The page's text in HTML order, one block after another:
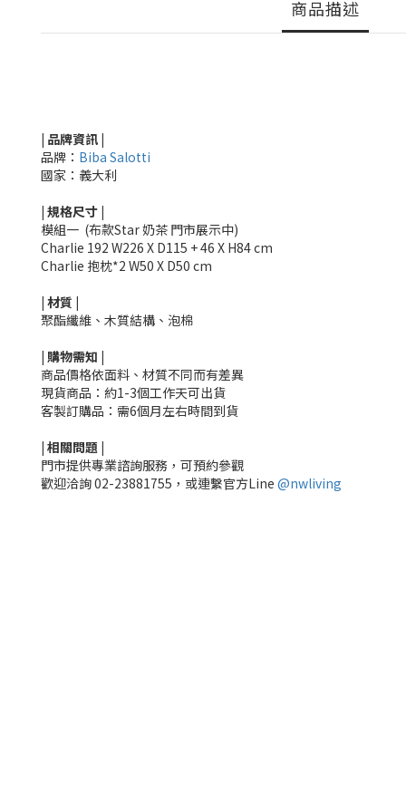
商品描述
| 品牌資訊 |
品牌： Biba Salotti
國家：義大利
| 規格尺寸 |
模組一 (布款Star 奶茶 門市展示中)
Charlie 192 W226 X D115 + 46 X H84 cm
Charlie 抱枕*2 W50 X D50 cm
| 材質 |
聚酯纖維、木質結構、泡棉
| 購物需知 |
商品價格依面料、材質不同而有差異
現貨商品：約1-3個工作天可出貨
客製訂購品：需6個月左右時間到貨
| 相關問題 |
門市提供專業諮詢服務，可預約參觀
歡迎洽詢02-23881755， 或連繫官方Line @nwliving